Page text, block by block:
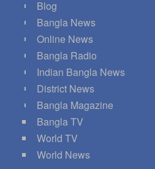
Blog
Bangla News
Online News
Bangla Radio
Indian Bangla News
District News
Bangla Magazine
Bangla TV
World TV
World News